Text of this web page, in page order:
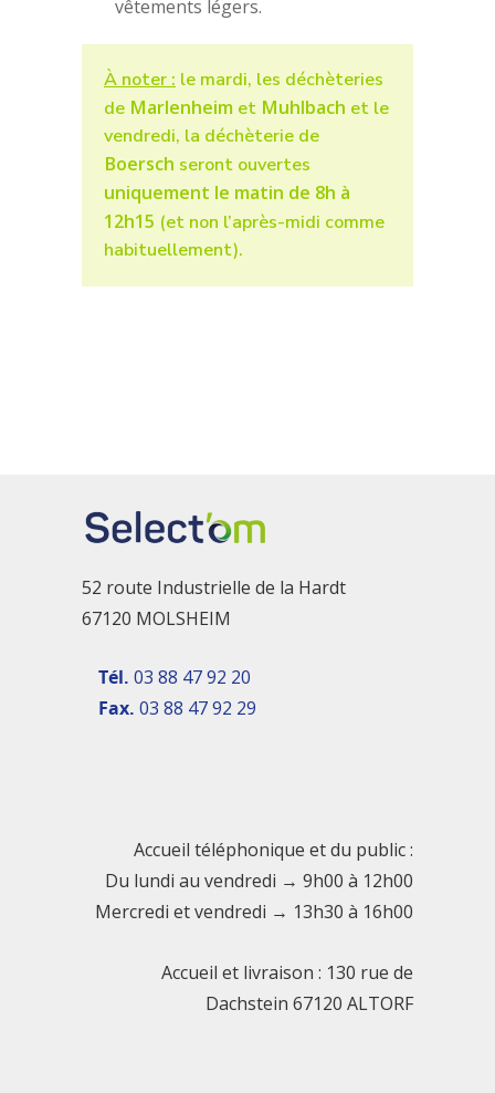
vêtements légers.
À noter : le mardi, les déchèteries
de Marlenheim et Muhlbach et le
vendredi, la déchèterie de
Boersch seront ouvertes
uniquement le matin de 8h à
12h15 (et non l’après-midi comme
habituellement).
52 route Industrielle de la Hardt
67120 MOLSHEIM
Tél. 03 88 47 92 20
Fax. 03 88 47 92 29
Accueil téléphonique et du public :
Du lundi au vendredi → 9h00 à 12h00
Mercredi et vendredi → 13h30 à 16h00
Accueil et livraison : 130 rue de
Dachstein 67120 ALTORF